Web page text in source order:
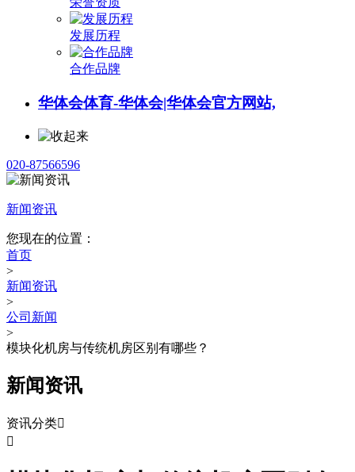
发展历程
合作品牌
华体会体育-华体会|华体会官方网站,
020-87566596
新闻资讯
您现在的位置：
首页
>
新闻资讯
>
公司新闻
>
模块化机房与传统机房区别有哪些？
新闻资讯
资讯分类
